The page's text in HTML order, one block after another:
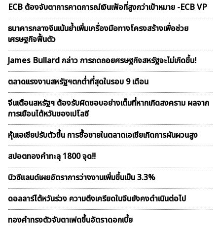
ECB ต้องจับตาการคาดการณ์เงินเฟ้อที่สูงกว่าเป้าหมาย -ECB VP
ธนาคารกลางจีนเน้นย้ำเพิ่มเครื่องมือทางโครงสร้างเพื่อช่วย
เศรษฐกิจฟื้นตัว
James Bullard กล่าว การถดถอยศรษฐกิจสหรัฐจะไม่เกิดขึ้น!
ตลาดเเรงงานสหรัฐฯตกต่ำที่สุดในรอบ 9 เดือน
จีนเตือนสหรัฐฯ ต้องรับผิดชอบอย่างเต็มที่หากเกิดสงคราม ผลจาก
การเยือนไต้หวันของเปโลซี
หุ้นเอเชียปรับตัวขึ้น การซื้อขายในตลาดเอเชียเกิดการผันผวนสูง
สปอตทองคำทะลุ 1800 จุด!!
นิวซีแลนด์เผยอัตราการว่างงานเพิ่มขึ้นเป็น 3.3%
ดอลลาร์ไต้หวันร่วง ความตึงเครียดในจีนยังคงดำเนินต่อไป
ทองคำทรงตัวจับตาเฟดขึ้นอัตราดอกเบี้ย